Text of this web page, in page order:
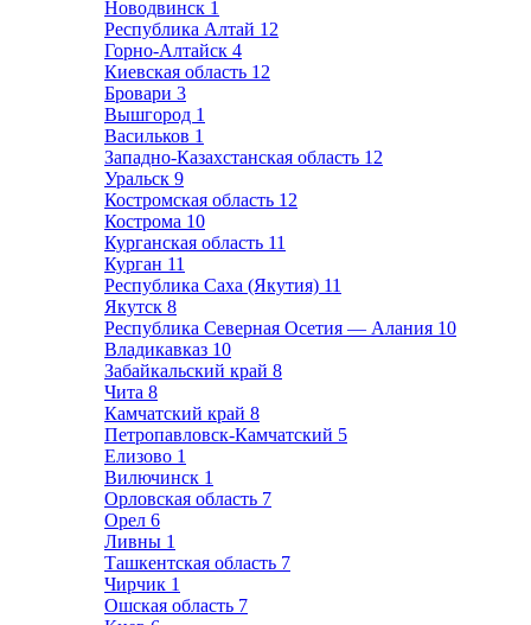
Новодвинск 1
Республика Алтай 12
Горно-Алтайск 4
Киевская область 12
Бровари 3
Вышгород 1
Васильков 1
Западно-Казахстанская область 12
Уральск 9
Костромская область 12
Кострома 10
Курганская область 11
Курган 11
Республика Саха (Якутия) 11
Якутск 8
Республика Северная Осетия — Алания 10
Владикавказ 10
Забайкальский край 8
Чита 8
Камчатский край 8
Петропавловск-Камчатский 5
Елизово 1
Вилючинск 1
Орловская область 7
Орел 6
Ливны 1
Ташкентская область 7
Чирчик 1
Ошская область 7